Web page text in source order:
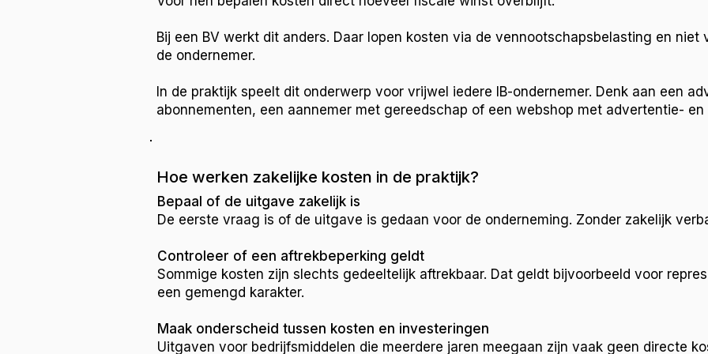
Bij een BV werkt dit anders. Daar lopen kosten via de vennootschapsbelasting en
de ondernemer.
In de praktijk speelt dit onderwerp voor vrijwel iedere IB-ondernemer. Denk aan een
abonnementen, een aannemer met gereedschap of een webshop met advertentie-
Hoe werken zakelijke kosten in de praktijk?
Bepaal of de uitgave zakelijk is
De eerste vraag is of de uitgave is gedaan voor de onderneming. Zonder zakelijk
Controleer of een aftrekbeperking geldt
Sommige kosten zijn slechts gedeeltelijk aftrekbaar. Dat geldt bijvoorbeeld voor
een gemengd karakter.
Maak onderscheid tussen kosten en investeringen
Uitgaven voor bedrijfsmiddelen die meerdere jaren meegaan zijn vaak geen directe